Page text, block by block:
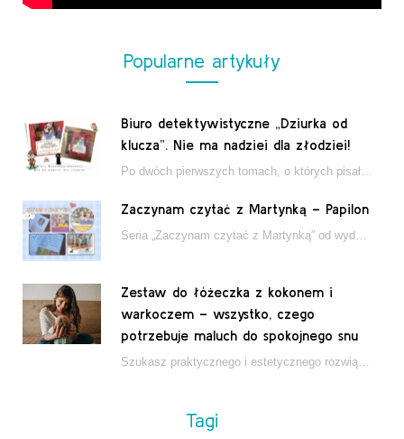
Popularne artykuły
Biuro detektywistyczne „Dziurka od
klucza”. Nie ma nadziei dla złodziei!
Po dwóch pierwszych tomach, o których pisałam tutaj, które wciągnęły nas w świat młodych detektywów…
Zaczynam czytać z Martynką – Papilon
Seria „Zaczynam czytać z Martynką” od wydawnictwa Papilon to estetycznie wydane książki wspierające dzieci w…
Zestaw do łóżeczka z kokonem i
warkoczem – wszystko, czego
potrzebuje maluch do spokojnego snu
Szukasz praktycznego i estetycznego rozwiązania do łóżeczka niemowlęcia? Zestaw z kokonem i warkoczem zapewnia wygodę,…
Tagi